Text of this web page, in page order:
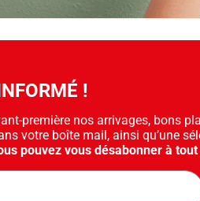
!
première nos arrivages, bons
votre boîte mail, ainsi qu’une
pouvez vous désabonner à